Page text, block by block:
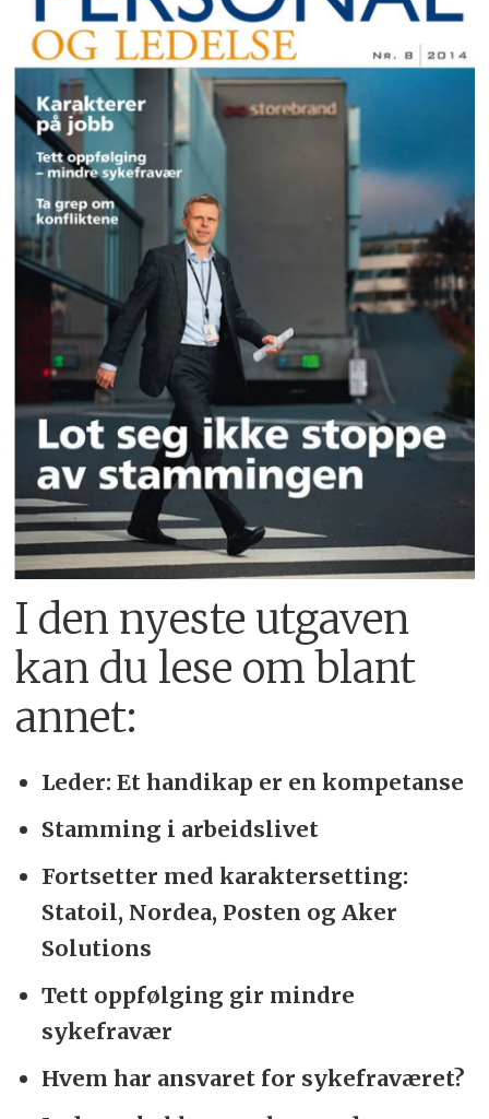
I den nyeste utgaven
kan du lese om blant
annet:
Leder: Et handikap er en kompetanse
Stamming i arbeidslivet
Fortsetter med karaktersetting:
Statoil, Nordea, Posten og Aker
Solutions
Tett oppfølging gir mindre
sykefravær
Hvem har ansvaret for sykefraværet?